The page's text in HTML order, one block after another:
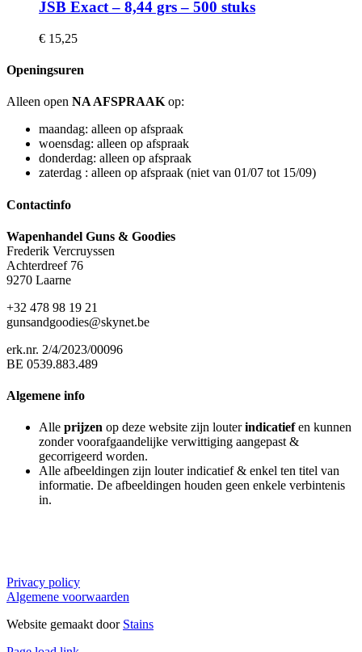
JSB Exact – 8,44 grs – 500 stuks
€ 15,25
Openingsuren
Alleen open NA AFSPRAAK op:
maandag: alleen op afspraak
woensdag: alleen op afspraak
donderdag: alleen op afspraak
zaterdag : alleen op afspraak (niet van 01/07 tot 15/09)
Contactinfo
Wapenhandel Guns & Goodies
Frederik Vercruyssen
Achterdreef 76
9270 Laarne
+32 478 98 19 21
gunsandgoodies@skynet.be
erk.nr. 2/4/2023/00096
BE 0539.883.489
Algemene info
Alle prijzen op deze website zijn louterindicatiefen kunnen
zonder voorafgaandelijke verwittiging aangepast &
gecorrigeerd worden.
Alle afbeeldingen zijn louter indicatief & enkel ten titel van
informatie. De afbeeldingen houden geen enkele verbintenis
in.
Privacy policy
Algemene voorwaarden
Website gemaakt door Stains